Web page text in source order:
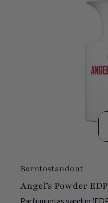
Borntostandout
Angel’s Powder
Parfumuotas vanduo